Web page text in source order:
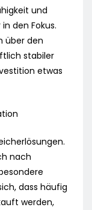
und
den Fokus.
über den
stabiler
etwas
nach
dass häufig
werden,